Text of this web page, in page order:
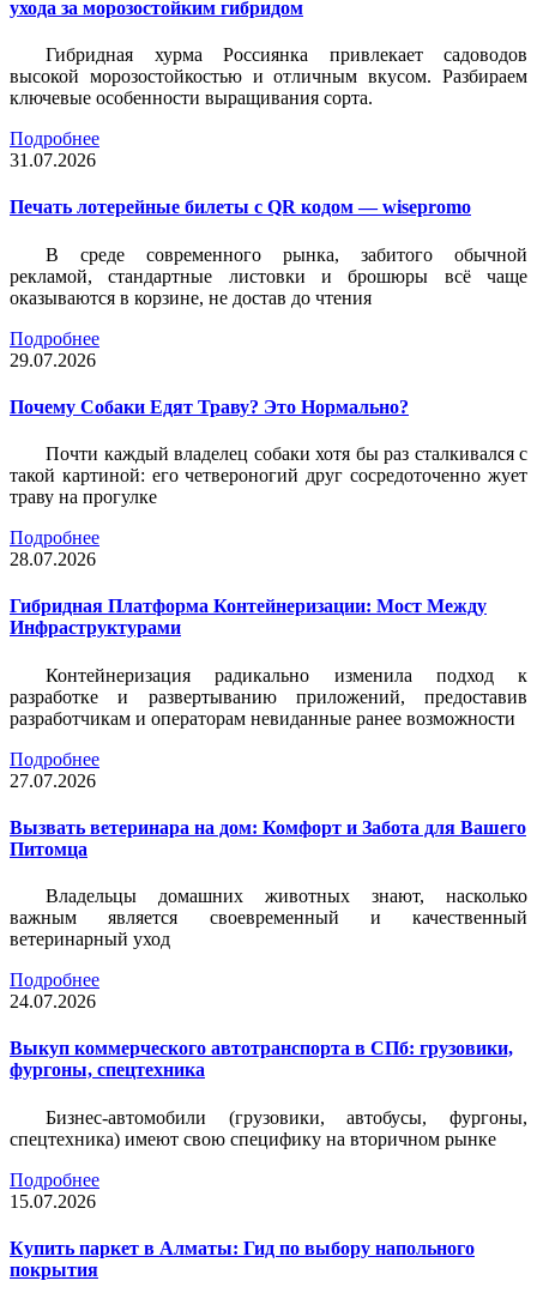
ухода за морозостойким гибридом
Гибридная хурма Россиянка привлекает садоводов
высокой морозостойкостью и отличным вкусом. Разбираем
ключевые особенности выращивания сорта.
Подробнее
31.07.2026
Печать лотерейные билеты c QR кодом — wisepromo
В среде современного рынка, забитого обычной
рекламой, стандартные листовки и брошюры всё чаще
оказываются в корзине, не достав до чтения
Подробнее
29.07.2026
Почему Собаки Едят Траву? Это Нормально?
Почти каждый владелец собаки хотя бы раз сталкивался с
такой картиной: его четвероногий друг сосредоточенно жует
траву на прогулке
Подробнее
28.07.2026
Гибридная Платформа Контейнеризации: Мост Между
Инфраструктурами
Контейнеризация радикально изменила подход к
разработке и развертыванию приложений, предоставив
разработчикам и операторам невиданные ранее возможности
Подробнее
27.07.2026
Вызвать ветеринара на дом: Комфорт и Забота для Вашего
Питомца
Владельцы домашних животных знают, насколько
важным является своевременный и качественный
ветеринарный уход
Подробнее
24.07.2026
Выкуп коммерческого автотранспорта в СПб: грузовики,
фургоны, спецтехника
Бизнес-автомобили (грузовики, автобусы, фургоны,
спецтехника) имеют свою специфику на вторичном рынке
Подробнее
15.07.2026
Купить паркет в Алматы: Гид по выбору напольного
покрытия